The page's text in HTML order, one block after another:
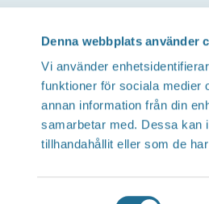
Denna webbplats använder
Vi använder
funktioner för sociala medier
annan information från din
samarbetar med. Dessa kan
tillhandahållit eller som de
Samtyckesval